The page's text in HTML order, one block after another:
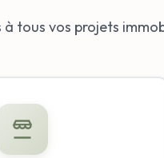
tous vos projets